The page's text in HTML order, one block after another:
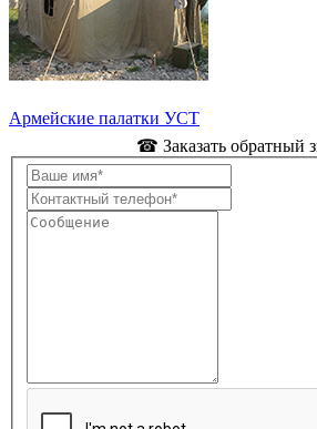
Армейские палатки УСТ
☎ Заказать обратный